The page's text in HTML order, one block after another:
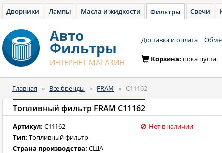
Дворники Лампы Масла и жидкости Фильтры Свечи
Авто
Фильтры
ИНТЕРНЕТ-МАГАЗИН
Доставка и оплата
Корзина: пока пуста.
Главная » Все бренды » FRAM » C11162
Топливный фильтр FRAM C11162
Артикул: C11162
Тип: Топливный фильтр
Страна производства: США
Нет в наличии